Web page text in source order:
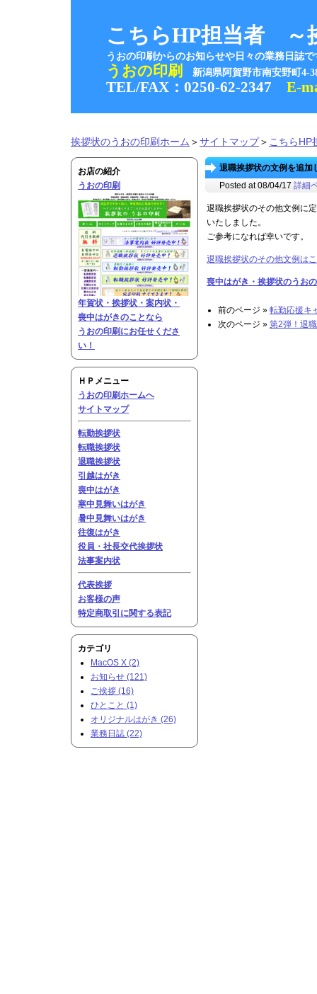
こちらHP担当者 ～
うおの印刷からのお知らせや日々の業務日誌で
うおの印刷 新潟県阿賀野市南安野町
TEL/FAX：0250-62-2347 E-
挨拶状のうおの印刷ホーム ＞サイトマップ＞ こちらHP
退職挨拶状の文例を追
Posted at 08/04/17 詳細
退職挨拶状のその他文例に
いたしました。
ご参考になれば幸いです。
退職挨拶状のその他文例は
喪中はがき・挨拶状のうお
前のページ » 転勤応援キ
次のページ » 第2弾！退
お店の紹介
うおの印刷
年賀状・挨拶状・案内状・
喪中はがきのことなら
うおの印刷にお任せくださ
い！
ＨＰメニュー
うおの印刷ホームへ
サイトマップ
転勤挨拶状
転職挨拶状
退職挨拶状
引越はがき
喪中はがき
寒中見舞いはがき
暑中見舞いはがき
往復はがき
役員・社長交代挨拶状
法事案内状
代表挨拶
お客様の声
特定商取引に関する表記
カテゴリ
MacOS X (2)
お知らせ (121)
ご挨拶 (16)
ひとこと (1)
オリジナルはがき (26)
業務日誌 (22)